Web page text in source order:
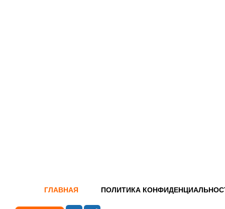
ГЛАВНАЯ ПОЛИТИКА